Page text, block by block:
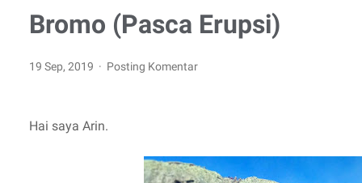
Bromo (Pasca Erupsi)
19 Sep, 2019 Posting Komentar
Hai saya Arin.